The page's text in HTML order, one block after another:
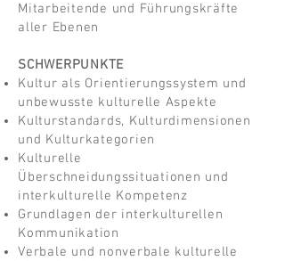
Mitarbeitende und Führungskräfte
aller Ebenen
SCHWERPUNKTE
Kultur als Orientierungssystem und
unbewusste kulturelle Aspekte
Kulturstandards, Kulturdimensionen
und Kulturkategorien
Kulturelle
Überschneidungssituationen und
interkulturelle Kompetenz
Grundlagen der interkulturellen
Kommunikation
Verbale und nonverbale kulturelle